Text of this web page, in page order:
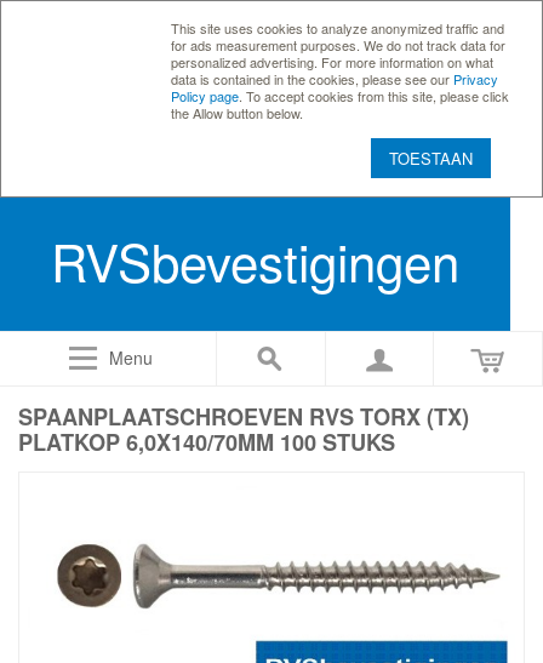
This site uses cookies to analyze anonymized traffic and
for ads measurement purposes. We do not track data for
personalized advertising. For more information on what
data is contained in the cookies, please see our Privacy
Policy page . To accept cookies from this site, please click
the Allow button below.
TOESTAAN
RVSbevestigingen
Menu
SPAANPLAATSCHROEVEN RVS TORX (TX)
PLATKOP 6,0X140/70MM 100 STUKS